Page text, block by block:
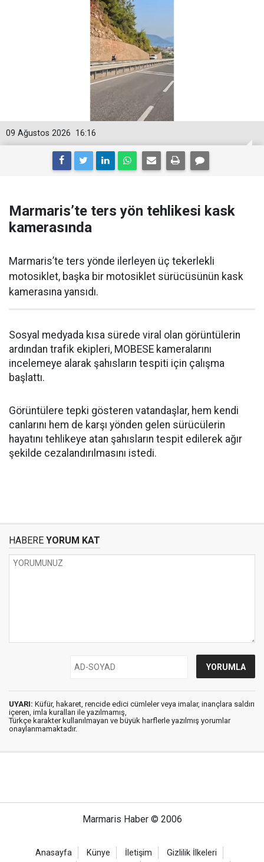
16:16
09 Ağustos 2026
Marmaris’te ters yön tehlikesi kask
kamerasında
Marmaris’te ters yönde ilerleyen üç tekerlekli
motosiklet, başka bir motosiklet sürücüsünün kask
kamerasına yansıdı.
Sosyal medyada kısa sürede viral olan görüntülerin
ardından trafik ekipleri, MOBESE kameralarını
incelemeye alarak şahısların tespiti için çalışma
başlattı.
Görüntülere tepki gösteren vatandaşlar, hem kendi
canlarını hem de karşı yönden gelen sürücülerin
hayatını tehlikeye atan şahısların tespit edilerek ağır
şekilde cezalandırılmasını istedi.
HABERE YORUM KAT
UYARI: Küfür, hakaret, rencide edici cümleler veya imalar, inançlara saldırı
içeren, imla kuralları ile yazılmamış,
Türkçe karakter kullanılmayan ve büyük harflerle yazılmış yorumlar
onaylanmamaktadır.
Marmaris Haber © 2006
Anasayfa Künye İletişim Gizlilik İlkeleri